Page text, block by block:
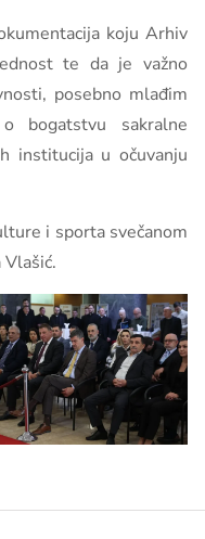
koju Arhiv
te da je važno
posebno mlađim
bogatstvu sakralne
institucija u očuvanju
i sporta svečanom